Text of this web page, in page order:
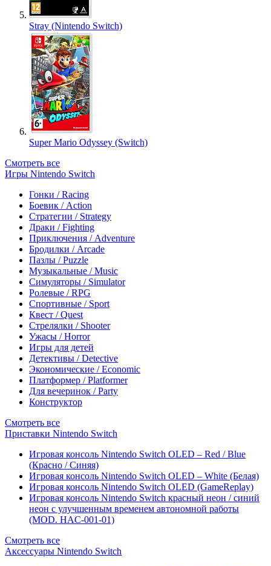
Stray (Nintendo Switch)
Super Mario Odyssey (Switch)
Смотреть все
Игры Nintendo Switch
Гонки / Racing
Боевик / Action
Стратегии / Strategy
Драки / Fighting
Приключения / Adventure
Бродилки / Arcade
Пазлы / Puzzle
Музыкальные / Music
Симуляторы / Simulator
Ролевые / RPG
Спортивные / Sport
Квест / Quest
Стрелялки / Shooter
Ужасы / Horror
Игры для детей
Детективы / Detective
Экономические / Economic
Платформер / Platformer
Для вечеринок / Party
Конструктор
Смотреть все
Приставки Nintendo Switch
Игровая консоль Nintendo Switch OLED – Red / Blue
(Красно / Синяя)
Игровая консоль Nintendo Switch OLED – White (Белая)
Игровая консоль Nintendo Switch OLED (GameReplay)
Игровая консоль Nintendo Switch красный неон / синий
неон с улучшенным временем автономной работы
(MOD. HAC-001-01)
Смотреть все
Аксессуары Nintendo Switch